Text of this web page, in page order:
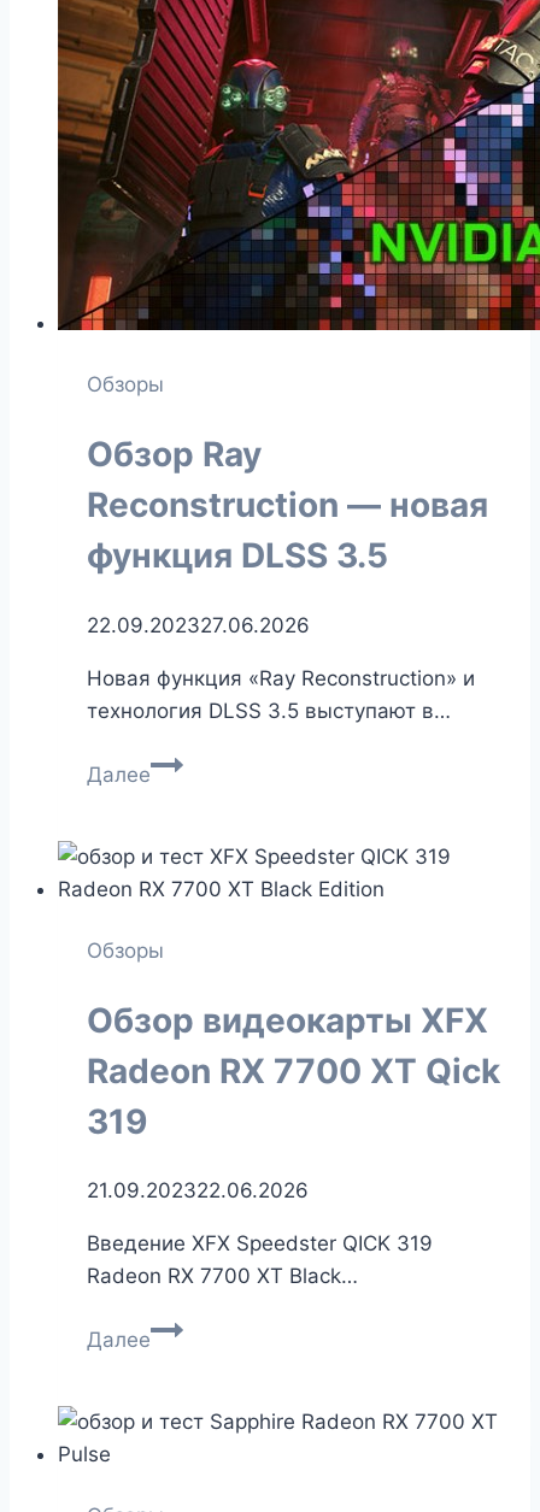
7700
XT
Pure
Обзоры
Обзор Ray
Reconstruction — новая
функция DLSS 3.5
22.09.202327.06.2026
Новая функция «Ray Reconstruction» и
технология DLSS 3.5 выступают в…
ДалееОбзор
—
новая
DLSS
Обзоры
Обзор видеокарты XFX
Radeon RX 7700 XT Qick
319
21.09.202322.06.2026
Введение XFX Speedster QICK 319
Radeon RX 7700 XT Black…
ДалееОбзор
Radeon